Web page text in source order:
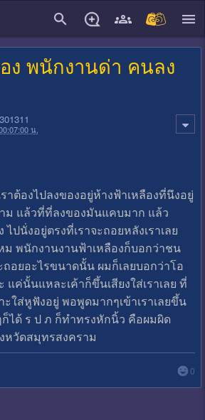
ง พนักงานด่า คนลง
น.
ราต้องไปลงของอยู่ห้างฟ้าเหลืองที่นึงอยู่
ม แล้วที่ที่ลงของมันแคบมาก แล้ว
ปนั่งอยู่ตรงที่เราจะถอยหลังเราเลย
ม พนักงานงานฟ้าเหลืองก็บอกว่าชน
ถอยอะไรขนาดนั้น ผมก็เลยบอกว่าโอ
แค่นั้นแหละเค้าก็ขึ้นเสียงใส่เราเลย ที่
ะใส่หูฟังอยู่ พอพูดมากๆเข้าเราเลยขึ้น
ได้ ร ป ภ ก็ทำทรงหักนิ้ว คือผมผิด
หวัดสมุทรสงคราม
0
close